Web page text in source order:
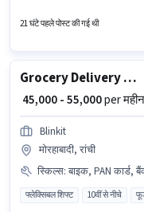
आवश्यक है। यह वैकेंसी अलकापुरी,
21 घंटे पहले पोस्ट की गई थी
Grocery Delivery Boy
₹ 45,000 - 55,000per
Blinkit
मोरहाबादी, रांची
स्किल्स: बाइक, PAN कार्ड, बैंक
फ्लेक्सिबल शिफ्ट 10वीं से नीचे